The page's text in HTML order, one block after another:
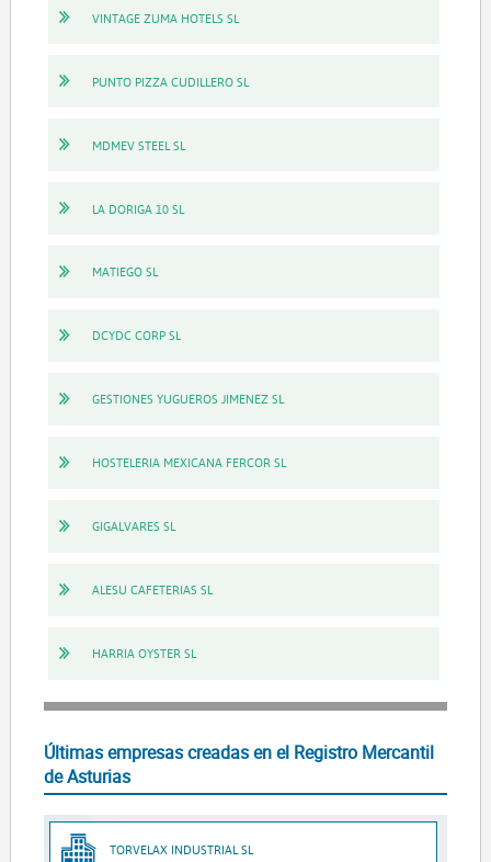
VINTAGE ZUMA HOTELS SL
PUNTO PIZZA CUDILLERO SL
MDMEV STEEL SL
LA DORIGA 10 SL
MATIEGO SL
DCYDC CORP SL
GESTIONES YUGUEROS JIMENEZ SL
HOSTELERIA MEXICANA FERCOR SL
GIGALVARES SL
ALESU CAFETERIAS SL
HARRIA OYSTER SL
Últimas empresas creadas en el Registro Mercantil
de Asturias
TORVELAX INDUSTRIAL SL